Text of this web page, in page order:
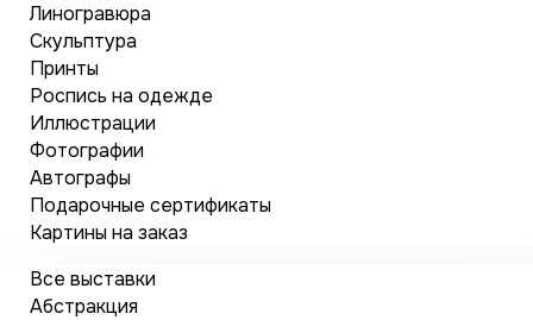
Линогравюра
Скульптура
Принты
Роспись на одежде
Иллюстрации
Фотографии
Автографы
Подарочные сертификаты
Картины на заказ
Все выставки
Абстракция